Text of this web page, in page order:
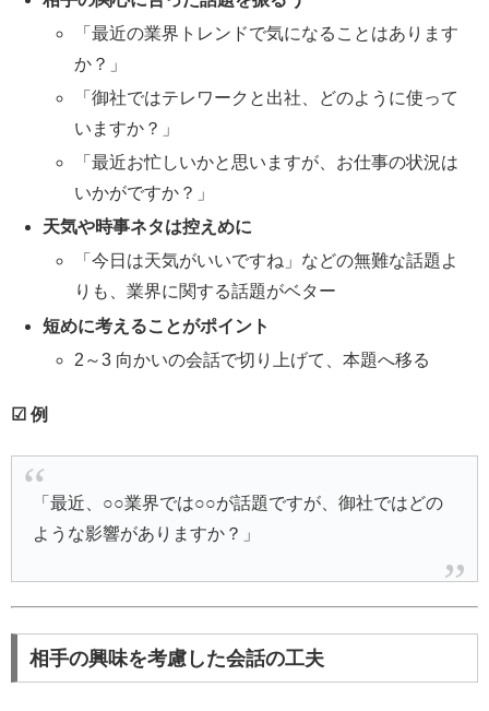
「最近の業界トレンドで気になることはあります
か？」
「御社ではテレワークと出社、どのように使って
いますか？」
「最近お忙しいかと思いますが、お仕事の状況は
いかがですか？」
天気や時事ネタは控えめに
「今日は天気がいいですね」などの無難な話題よ
りも、業界に関する話題がベター
短めに考えることがポイント
2～3 向かいの会話で切り上げて、本題へ移る
☑ 例
「最近、○○業界では○○が話題ですが、御社ではどの
ような影響がありますか？」
相手の興味を考慮した会話の工夫